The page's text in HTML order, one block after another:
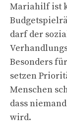
Mariahilf ist
darf der
Besonders
setzen
Menschen
dass
wird.